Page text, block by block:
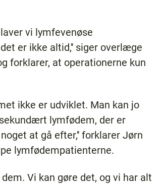
vi lymfevenøse
er ikke altid,'' siger overlæge
forklarer, at operationerne kun
ikke er udviklet. Man kan jo
lymfødem, der er
at gå efter,'' forklarer Jørn
lymfødempatienterne.
Vi kan gøre det, og vi har alt